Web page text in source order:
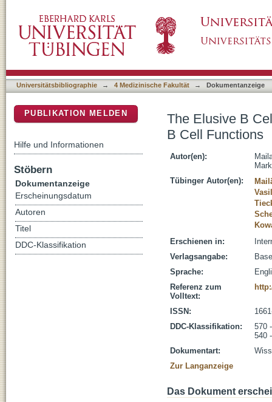
Universitätsbibliographie → 4 Medizinische Fakultät → Dokumentanzeige
The Elusive B
B Cell Functions
Autor(en):
Tübinger Autor(en):
Erschienen in:
Verlagsangabe:
Sprache:
Referenz zum
Volltext:
ISSN:
DDC-Klassifikation:
570
540
Dokumentart:
Zur Langanzeige
Das Dokument
PUBLIKATION MELDEN
Hilfe und Informationen
Stöbern
Dokumentanzeige
Erscheinungsdatum
Autoren
Titel
DDC-Klassifikation